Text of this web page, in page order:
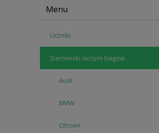
Menu
Liczniki
Sterowniki skrzyni biegów
Audi
BMW
Citroen